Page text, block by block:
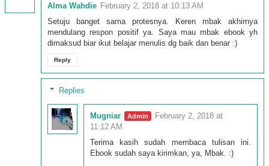
Alma Wahdie February 2, 2018 at 10:13 AM
Setuju banget sama protesnya. Keren mbak akhirnya
mendulang respon positif ya. Saya mau mbak ebook yh
dimaksud biar ikut belajar menulis dg baik dan benar :)
Reply
Replies
Mugniar
February 2, 2018 at
11:12 AM
Terima kasih sudah membaca tulisan ini.
Ebook sudah saya kirimkan, ya, Mbak. :)